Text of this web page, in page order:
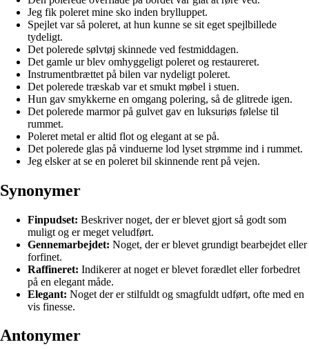
Jeg fik poleret mine sko inden brylluppet.
Spejlet var så poleret, at hun kunne se sit eget spejlbillede
tydeligt.
Det polerede sølvtøj skinnede ved festmiddagen.
Det gamle ur blev omhyggeligt poleret og restaureret.
Instrumentbrættet på bilen var nydeligt poleret.
Det polerede træskab var et smukt møbel i stuen.
Hun gav smykkerne en omgang polering, så de glitrede igen.
Det polerede marmor på gulvet gav en luksuriøs følelse til
rummet.
Poleret metal er altid flot og elegant at se på.
Det polerede glas på vinduerne lod lyset strømme ind i rummet.
Jeg elsker at se en poleret bil skinnende rent på vejen.
Synonymer
Finpudset: Beskriver noget, der er blevet gjort så godt som
muligt og er meget veludført.
Gennemarbejdet: Noget, der er blevet grundigt bearbejdet eller
forfinet.
Raffineret: Indikerer at noget er blevet forædlet eller forbedret
på en elegant måde.
Elegant: Noget der er stilfuldt og smagfuldt udført, ofte med en
vis finesse.
Antonymer